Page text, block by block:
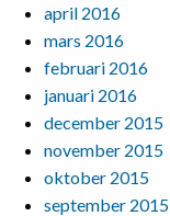
april 2016
mars 2016
februari 2016
januari 2016
december 2015
november 2015
oktober 2015
september 2015